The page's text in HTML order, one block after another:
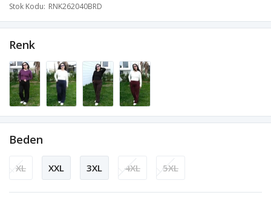
Stok Kodu RNK262040BRD
Renk
Beden
XL XXL 3XL 4XL 5XL